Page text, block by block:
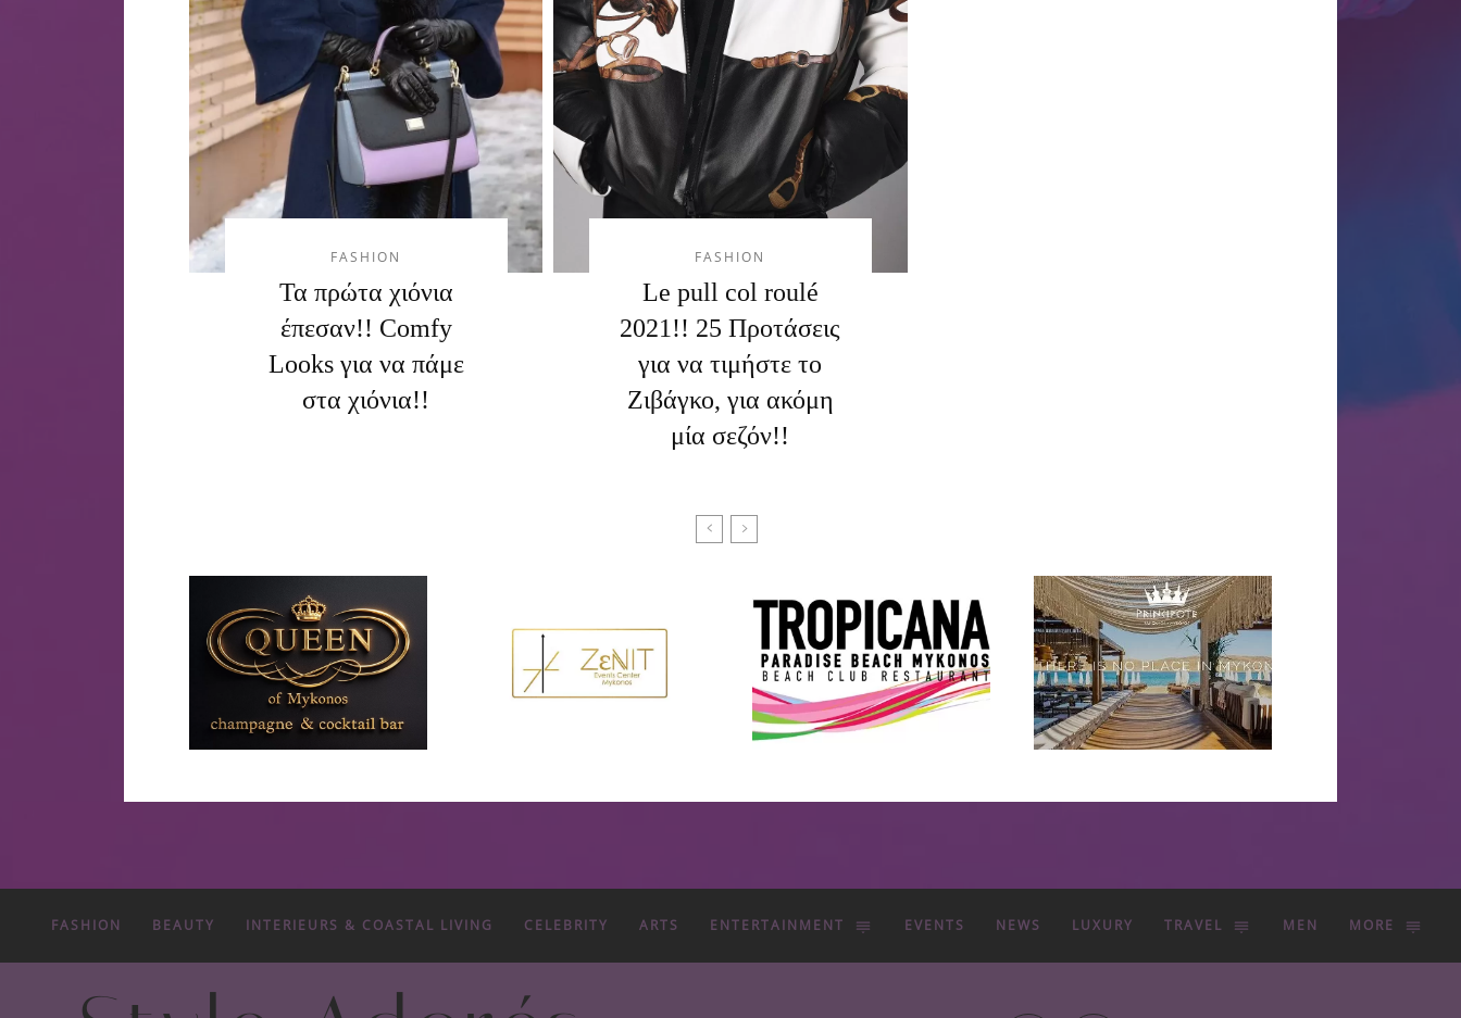
FASHION
Τα πρώτα χιόνια
έπεσαν!! Comfy
Looks για να πάμε
στα χιόνια!!
FASHION
Le pull col roulé
2021!! 25 Προτάσεις
για να τιμήστε το
Ζιβάγκο, για ακόμη
μία σεζόν!!
FASHION BEAUTY INTERIEURS & COASTAL LIVING CELEBRITY ARTS ENTERTAINMENT EVENTS NEWS LUXURY TRAVEL MEN MORE